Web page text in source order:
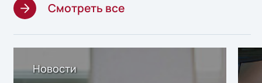
Смотреть все
Новости